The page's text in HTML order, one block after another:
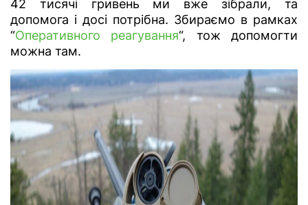
42 тисячі гривень ми вже зібрали, та
допомога і досі потрібна. Збираємо в рамках
“Оперативного реагування“, тож допомогти
можна там.